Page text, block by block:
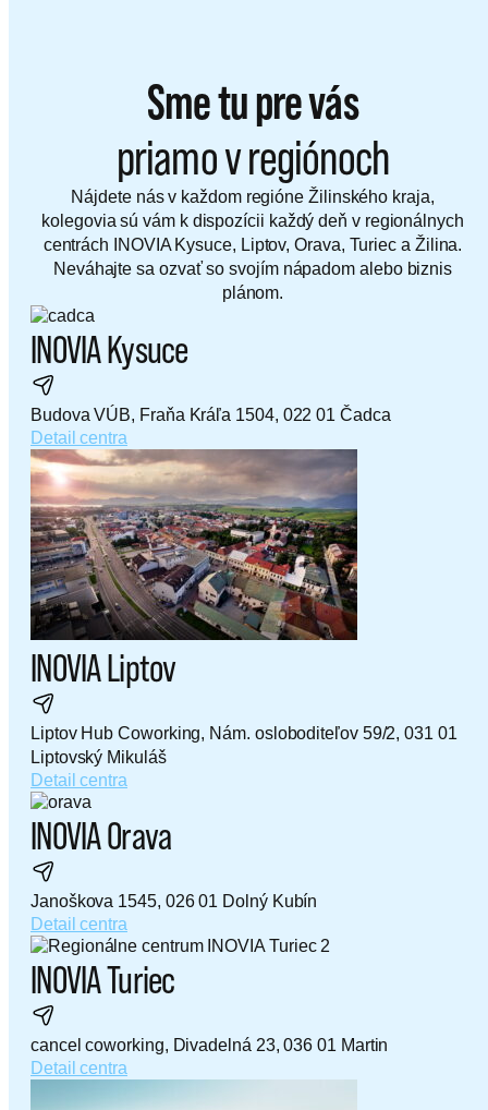
Sme tu pre vás
priamo v regiónoch
Nájdete nás v každom regióne Žilinského kraja,
kolegovia sú vám k dispozícii každý deň v regionálnych
centrách INOVIA Kysuce, Liptov, Orava, Turiec a Žilina.
Neváhajte sa ozvať so svojím nápadom alebo biznis
plánom.
INOVIA Kysuce
Budova VÚB, Fraňa Kráľa 1504, 022 01 Čadca
Detail centra
INOVIA Liptov
Liptov Hub Coworking, Nám. osloboditeľov 59/2, 031 01
Liptovský Mikuláš
Detail centra
INOVIA Orava
Janoškova 1545, 026 01 Dolný Kubín
Detail centra
INOVIA Turiec
cancel coworking, Divadelná 23, 036 01 Martin
Detail centra